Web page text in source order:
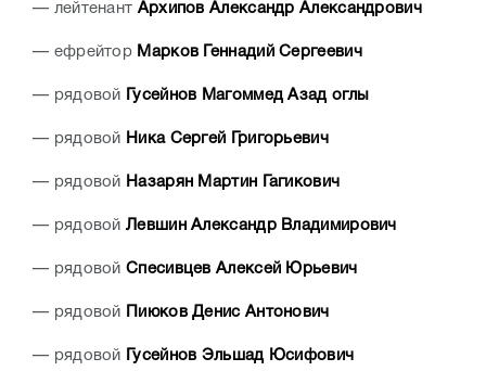
— лейтенант Архипов Александр Александрович
— ефрейтор Марков Геннадий Сергеевич
— рядовой Гусейнов Магоммед Азад оглы
— рядовой Ника Сергей Григорьевич
— рядовой Назарян Мартин Гагикович
— рядовой Левшин Александр Владимирович
— рядовой Спесивцев Алексей Юрьевич
— рядовой Пиюков Денис Антонович
— рядовой Гусейнов Эльшад Юсифович